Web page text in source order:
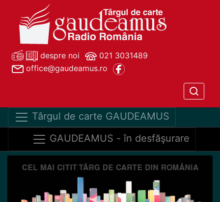
despre noi
021 3031489
office@gaudeamus.ro
Târgul de carte GAUDEAMUS
GAUDEAMUS - în desfăşurare